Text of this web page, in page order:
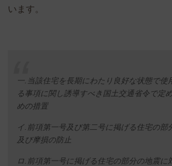
います。
一.当該住宅を長期にわたり良好な状態で使
る事項に関し誘導すべき国土交通省令で定
めの措置
イ.前項第一号及び第二号に掲げる住宅の部
及び摩損の防止
ロ.前項第一号に掲げる住宅の部分の地震に